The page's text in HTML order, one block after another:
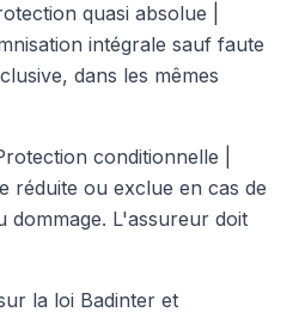
quasi absolue |
intégrale sauf faute
dans les mêmes
conditionnelle |
réduite ou exclue en cas de
dommage. L'assureur doit
la loi Badinter et